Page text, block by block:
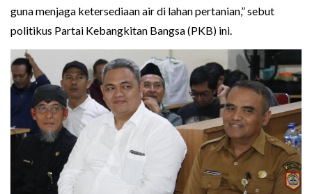
guna menjaga ketersediaan air di lahan pertanian,” sebut
politikus Partai Kebangkitan Bangsa (PKB) ini.